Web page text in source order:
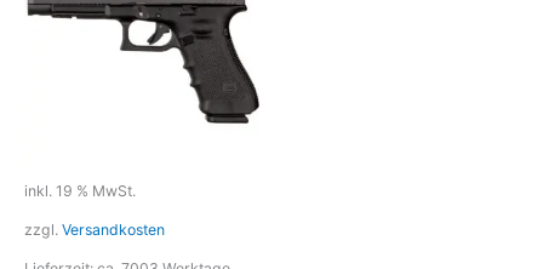
inkl. 19 % MwSt.
zzgl. Versandkosten